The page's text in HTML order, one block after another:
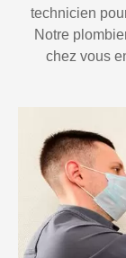
technicien
Notre
chez vous